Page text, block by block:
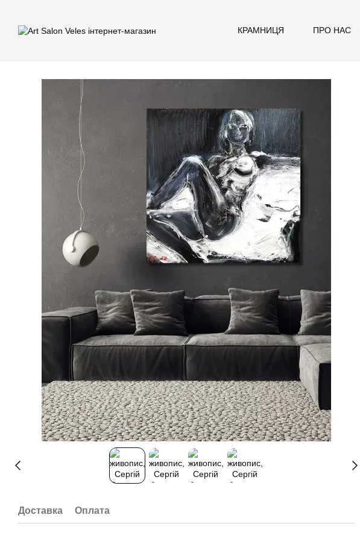
КРАМНИЦЯ ПРО НАС
Доставка Оплата